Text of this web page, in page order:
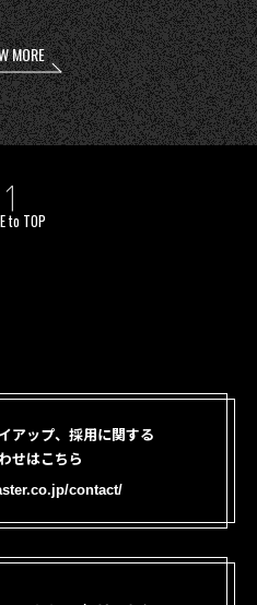
MORE
to TOP
アップ、採用に関する
せはこちら
contact/